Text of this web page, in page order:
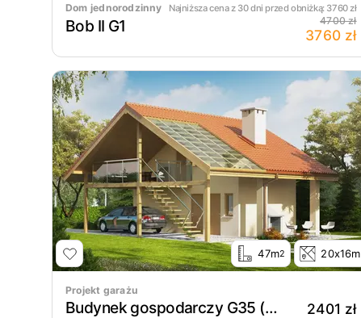
Dom jednorodzinny Najniższa cena z 30 dni przed obniżką: 3760zł
Bob II G1 4700 zł
3760 zł
47m2 20x16m
Projekt garażu
Budynek gospodarczy G35 (z wiatą) 2401 zł